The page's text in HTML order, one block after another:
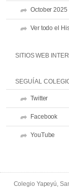
October 2025
Ver todo el
SITIOS WEB
SEGUÍ AL
Twitter
Facebook
YouTube
Colegio Yapeyú,